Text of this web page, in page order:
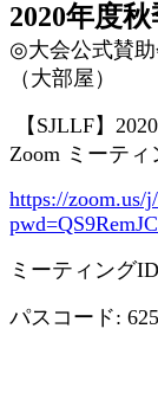
2020年度
◎大会公式賛
（大部屋）
【 SJLLF】 2020
Zoom ミーティ
https://zoom.us/
ミーティング
パスコード: